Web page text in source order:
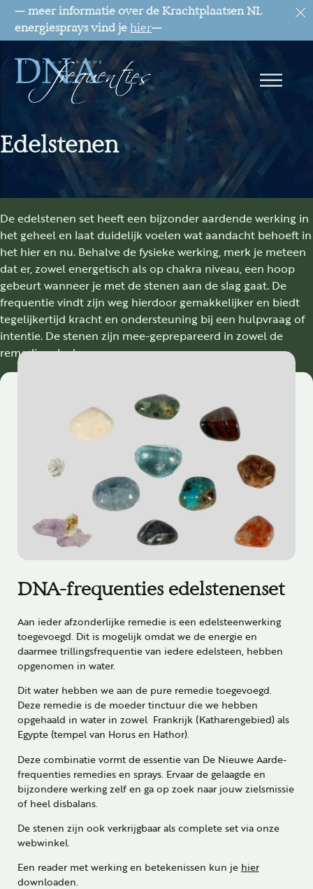
— meer informatie over de Krachtplaatsen NL
energiesprays vind jehier—
Edelstenen
De edelstenen set heeft een bijzonder aardende werking in
het geheel en laat duidelijk voelen wat aandacht behoeft in
het hier en nu. Behalve de fysieke werking, merk je meteen
dat er, zowel energetisch als op chakra niveau, een hoop
gebeurt wanneer je met de stenen aan de slag gaat. De
frequentie vindt zijn weg hierdoor gemakkelijker en biedt
tegelijkertijd kracht en ondersteuning bij een hulpvraag of
intentie. De stenen zijn mee-geprepareerd in zowel de
remedies als de aurasprays.
DNA-frequenties edelstenenset
Aan ieder afzonderlijke remedie is een edelsteenwerking
toegevoegd. Dit is mogelijk omdat we de energie en
daarmee trillingsfrequentie van iedere edelsteen, hebben
opgenomen in water.
Dit water hebben we aan de pure remedie toegevoegd.
Deze remedie is de moeder tinctuur die we hebben
opgehaald in water in zowel Frankrijk (Katharengebied) als
Egypte (tempel van Horus en Hathor).
Deze combinatie vormt de essentie van De Nieuwe Aarde-
frequenties remedies en sprays. Ervaar de gelaagde en
bijzondere werking zelf en ga op zoek naar jouw zielsmissie
of heel disbalans.
De stenen zijn ook verkrijgbaar als complete set via onze
webwinkel.
Een reader met werking en betekenissen kun je hier
downloaden.